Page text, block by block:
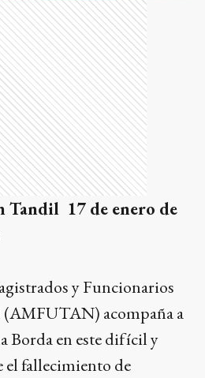
Tandil 17 de enero de
y Funcionarios
acompaña a
Borda en este difícil y
fallecimiento de